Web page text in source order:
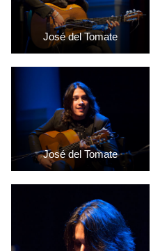
José del Tomate
José del Tomate